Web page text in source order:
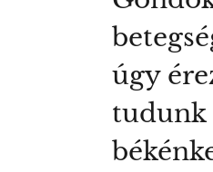
úgy
tudunk